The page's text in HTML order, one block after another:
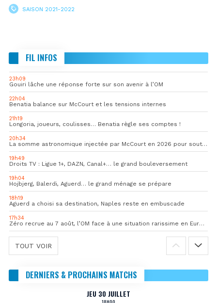
SAISON 2021-2022
FIL INFOS
23h09
Gouiri lâche une réponse forte sur son avenir à l’OM
22h04
Benatia balance sur McCourt et les tensions internes
21h19
Longoria, joueurs, coulisses… Benatia règle ses comptes !
20h34
La somme astronomique injectée par McCourt en 2026 pour soutenir l’OM
19h49
Droits TV : Ligue 1+, DAZN, Canal+… le grand bouleversement
19h04
Hojbjerg, Balerdi, Aguerd… le grand ménage se prépare
18h19
Aguerd a choisi sa destination, Naples reste en embuscade
17h34
Zéro recrue au 7 août, l’OM face à une situation rarissime en Europe
TOUT VOIR
DERNIERS & PROCHAINS MATCHS
JEU 30 JUILLET